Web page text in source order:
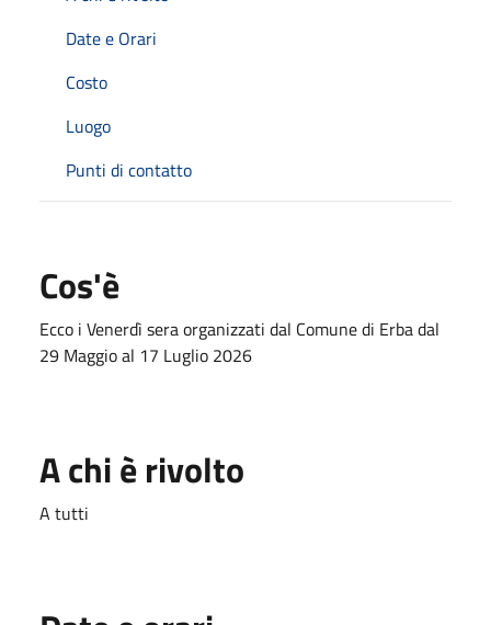
Date e Orari
Costo
Luogo
Punti di contatto
Cos'è
Ecco i Venerdì sera organizzati dal Comune di Erba dal
29 Maggio al 17 Luglio 2026
A chi è rivolto
A tutti